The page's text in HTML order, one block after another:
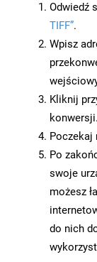
Odwiedź
TIFF”.
Wpisz
Kliknij
konwersji.
Poczekaj
Po
swoje
możesz
do nich